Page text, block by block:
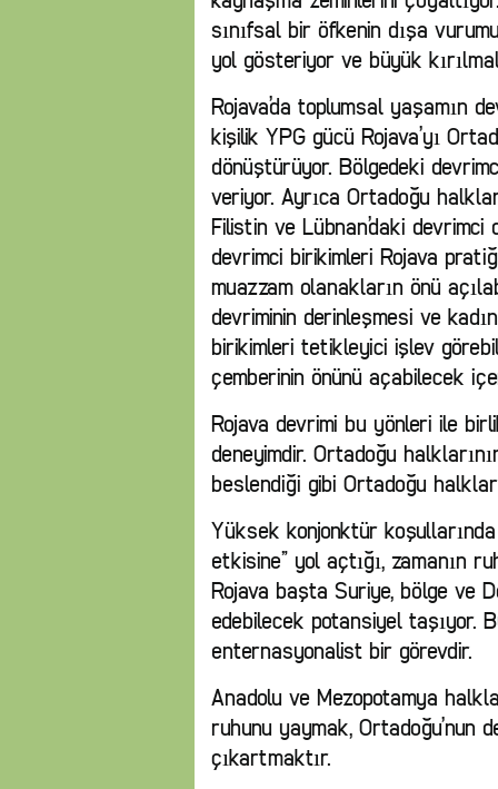
sınıfsal bir öfkenin dışa
yol gösteriyor ve büyük
Rojava’da toplumsal yaşamın
kişilik YPG gücü Rojava’yı
dönüştürüyor. Bölgedeki
veriyor. Ayrıca Ortadoğu
Filistin ve Lübnan’daki
devrimci birikimleri Rojava
muazzam olanakların önü
devriminin derinleşmesi ve
birikimleri tetikleyici işlev
çemberinin önünü açabilecek
Rojava devrimi bu yönleri ile
deneyimdir. Ortadoğu
beslendiği gibi Ortadoğu
Yüksek konjonktür
etkisine” yol açtığı, zamanın
Rojava başta Suriye, bölge ve
edebilecek potansiyel taşıyor.
enternasyonalist bir görevdir.
Anadolu ve Mezopotamya
ruhunu yaymak, Ortadoğu’nun
çıkartmaktır.